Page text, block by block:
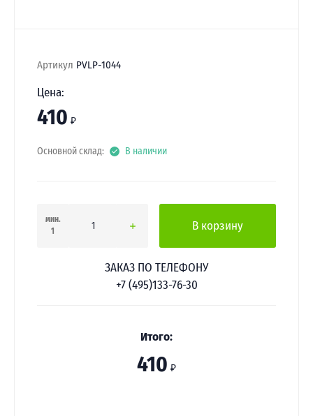
Артикул PVLP-1044
Цена:
410 ₽
Основной склад: В наличии
мин.
1
В корзину
ЗАКАЗ ПО ТЕЛЕФОНУ
+7 (495)133-76-30
Итого:
410 ₽